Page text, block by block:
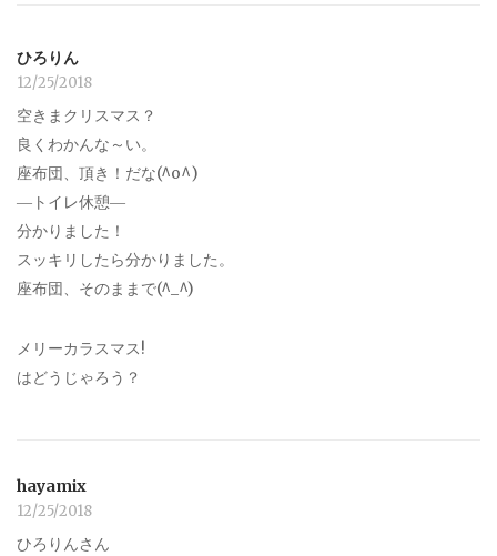
ひろりん
12/25/2018
空きまクリスマス？
良くわかんな～い。
座布団、頂き！だな(^o^)
―トイレ休憩―
分かりました！
スッキリしたら分かりました。
座布団、そのままで(^_^)
メリーカラスマス!
はどうじゃろう？
hayamix
12/25/2018
ひろりんさん